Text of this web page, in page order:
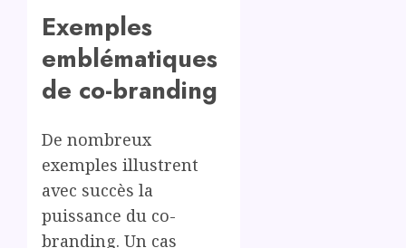
Exemples
emblématiques
de co-branding
De nombreux
exemples illustrent
avec succès la
puissance du co-
branding. Un cas